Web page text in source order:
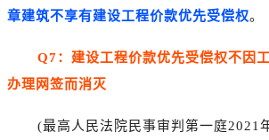
章建筑不享有建设工程价款优先受偿权。
Q7：建设工程价款优先受偿权不因
办理网签而消灭
(最高人民法院民事审判第一庭2021